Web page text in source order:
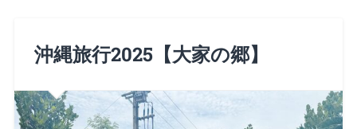
沖縄旅行2025【大家の郷】